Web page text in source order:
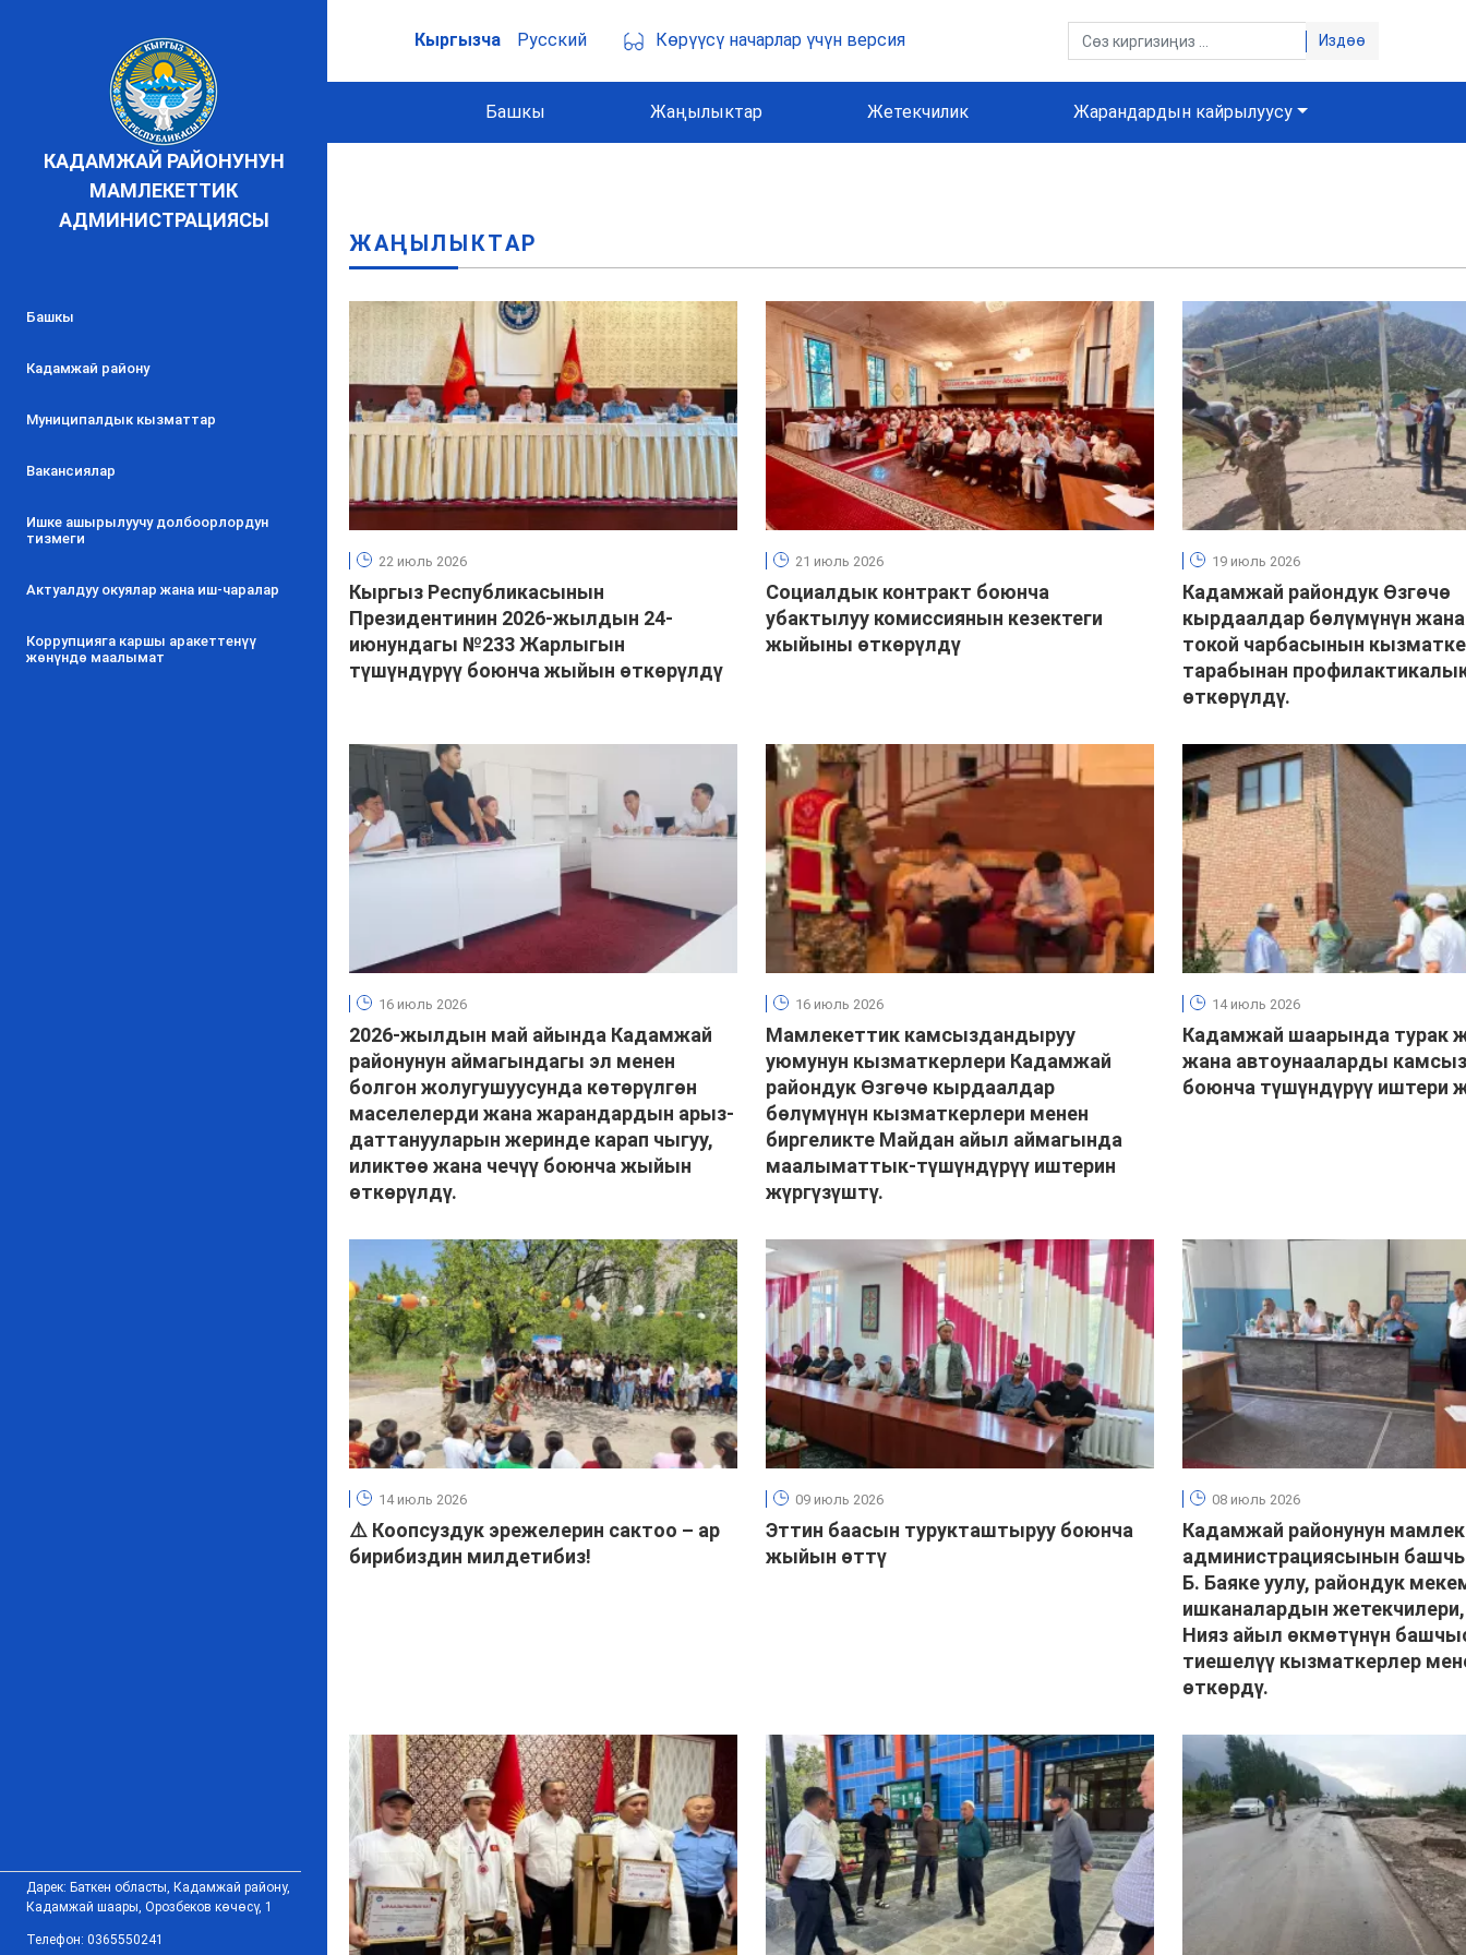
КАДАМЖАЙ РАЙОНУНУН
МАМЛЕКЕТТИК
АДМИНИСТРАЦИЯСЫ
Башкы
Кадамжай району
Муниципалдык кызматтар
Вакансиялар
Ишке ашырылуучу долбоорлордун
тизмеги
Актуалдуу окуялар жана иш-чаралар
Коррупцияга каршы аракеттенүү
жөнүндө маалымат
Дарек: Баткен областы, Кадамжай району,
Кадамжай шаары, Орозбеков көчөсү, 1
Телефон: 0365550241
Кыргызча Русский Көрүүсү начарлар үчүн версия Издөө
Башкы Жаңылыктар Жетекчилик Жарандардын кайрылуусу
ЖАҢЫЛЫКТАР
22 июль 2026
Кыргыз Республикасынын
Президентинин 2026-жылдын 24-
июнундагы №233 Жарлыгын
түшүндүрүү боюнча жыйын өткөрүлдү
21 июль 2026
Социалдык контракт боюнча
убактылуу комиссиянын кезектеги
жыйыны өткөрүлдү
19 июль 2026
Кадамжай райондук Өзгөчө
кырдаалдар бөлүмүнүн
токой чарбасынын
тарабынан
өткөрүлдү.
16 июль 2026
2026-жылдын май айында Кадамжай
районунун аймагындагы эл менен
болгон жолугушуусунда көтөрүлгөн
маселелерди жана жарандардын арыз-
даттанууларын жеринде карап чыгуу,
иликтөө жана чечүү боюнча жыйын
өткөрүлдү.
16 июль 2026
Мамлекеттик камсыздандыруу
уюмунун кызматкерлери Кадамжай
райондук Өзгөчө кырдаалдар
бөлүмүнүн кызматкерлери менен
биргеликте Майдан айыл аймагында
маалыматтык-түшүндүрүү иштерин
жүргүзүштү.
14 июль 2026
Кадамжай шаарында турак
жана автоунааларды
боюнча түшүндүрүү иштери
14 июль 2026
⚠️ Коопсуздук эрежелерин сактоо – ар
бирибиздин милдетибиз!
09 июль 2026
Эттин баасын турукташтыруу боюнча
жыйын өттү
08 июль 2026
Кадамжай районунун
администрациясынын
Б. Баяке уулу, райондук
ишканалардын
Нияз айыл өкмөтүнүн
тиешелүү кызматкерлер
өткөрдү.